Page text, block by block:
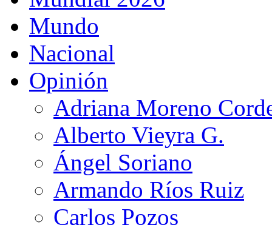
Mundo
Nacional
Opinión
Adriana Moreno
Alberto Vieyra G.
Ángel Soriano
Armando Ríos Ruiz
Carlos Pozos